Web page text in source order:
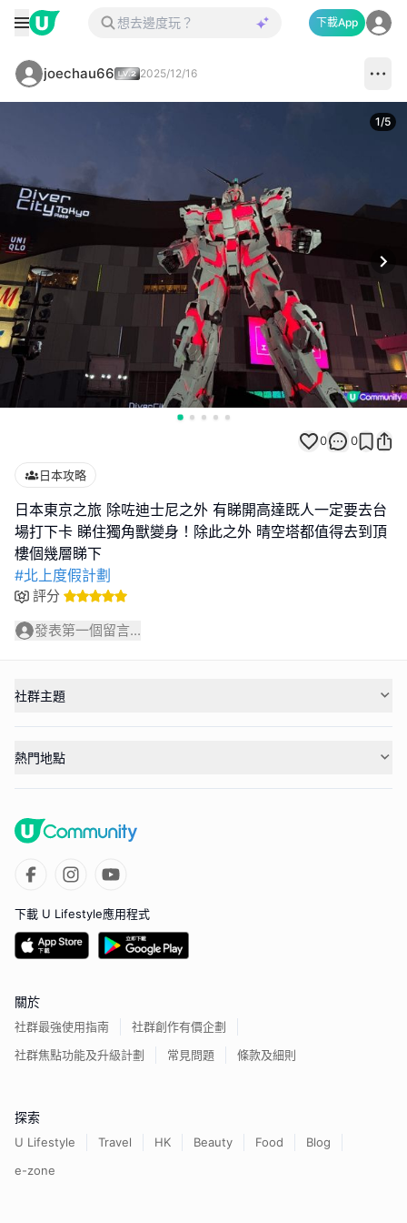
下載App
joechau66 2025/12/16
1/5
0 0
日本攻略
日本東京之旅 除咗迪士尼之外 有睇開高達既人一定要去台
場打下卡 睇住獨角獸變身！除此之外 晴空塔都值得去到頂
#北上度假計劃
評分
發表第一個留言...
社群主題
熱門地點
下載 U Lifestyle應用程式
關於
社群最強使用指南
社群創作有價企劃
社群焦點功能及升級計劃
常見問題 條款及細則
探索
U Lifestyle Travel HK Beauty Food
Blog
e-zone